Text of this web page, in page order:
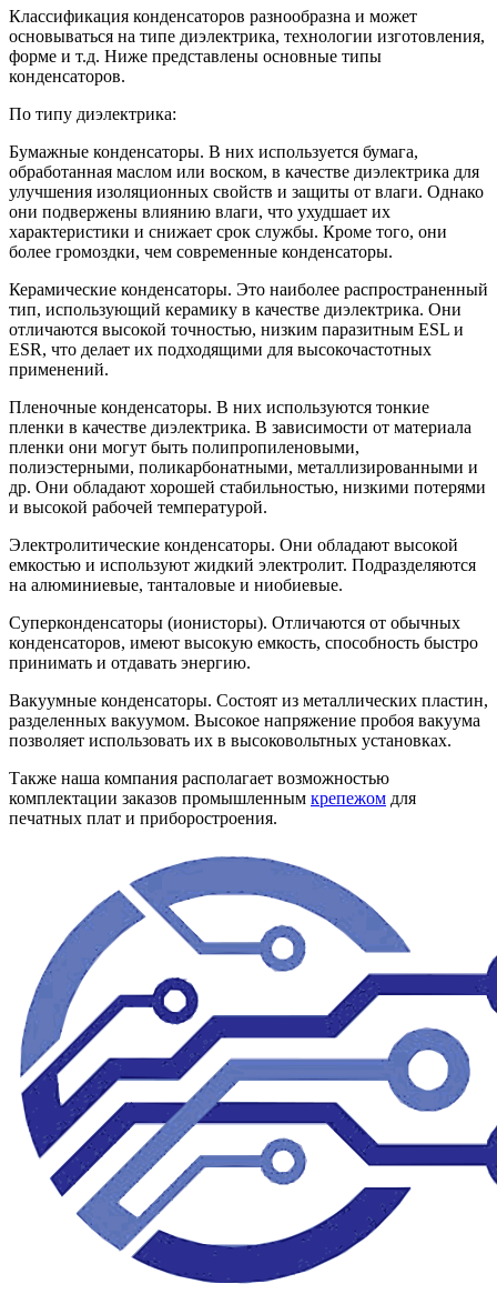
Классификация конденсаторов разнообразна и может
основываться на типе диэлектрика, технологии изготовления,
форме и т.д. Ниже представлены основные типы
конденсаторов.
По типу диэлектрика:
Бумажные конденсаторы. В них используется бумага,
обработанная маслом или воском, в качестве диэлектрика для
улучшения изоляционных свойств и защиты от влаги. Однако
они подвержены влиянию влаги, что ухудшает их
характеристики и снижает срок службы. Кроме того, они
более громоздки, чем современные конденсаторы.
Керамические конденсаторы. Это наиболее распространенный
тип, использующий керамику в качестве диэлектрика. Они
отличаются высокой точностью, низким паразитным ESL и
ESR, что делает их подходящими для высокочастотных
применений.
Пленочные конденсаторы. В них используются тонкие
пленки в качестве диэлектрика. В зависимости от материала
пленки они могут быть полипропиленовыми,
полиэстерными, поликарбонатными, металлизированными и
др. Они обладают хорошей стабильностью, низкими потерями
и высокой рабочей температурой.
Электролитические конденсаторы. Они обладают высокой
емкостью и используют жидкий электролит. Подразделяются
на алюминиевые, танталовые и ниобиевые.
Суперконденсаторы (ионисторы). Отличаются от обычных
конденсаторов, имеют высокую емкость, способность быстро
принимать и отдавать энергию.
Вакуумные конденсаторы. Состоят из металлических пластин,
разделенных вакуумом. Высокое напряжение пробоя вакуума
позволяет использовать их в высоковольтных установках.
Также наша компания располагает возможностью
комплектации заказов промышленным крепежом для
печатных плат и приборостроения.